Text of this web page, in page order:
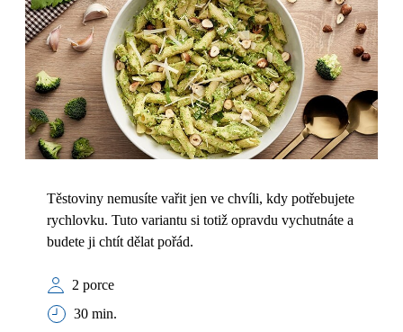
Těstoviny nemusíte vařit jen ve chvíli, kdy potřebujete
rychlovku. Tuto variantu si totiž opravdu vychutnáte a
budete ji chtít dělat pořád.
2 porce
30 min.